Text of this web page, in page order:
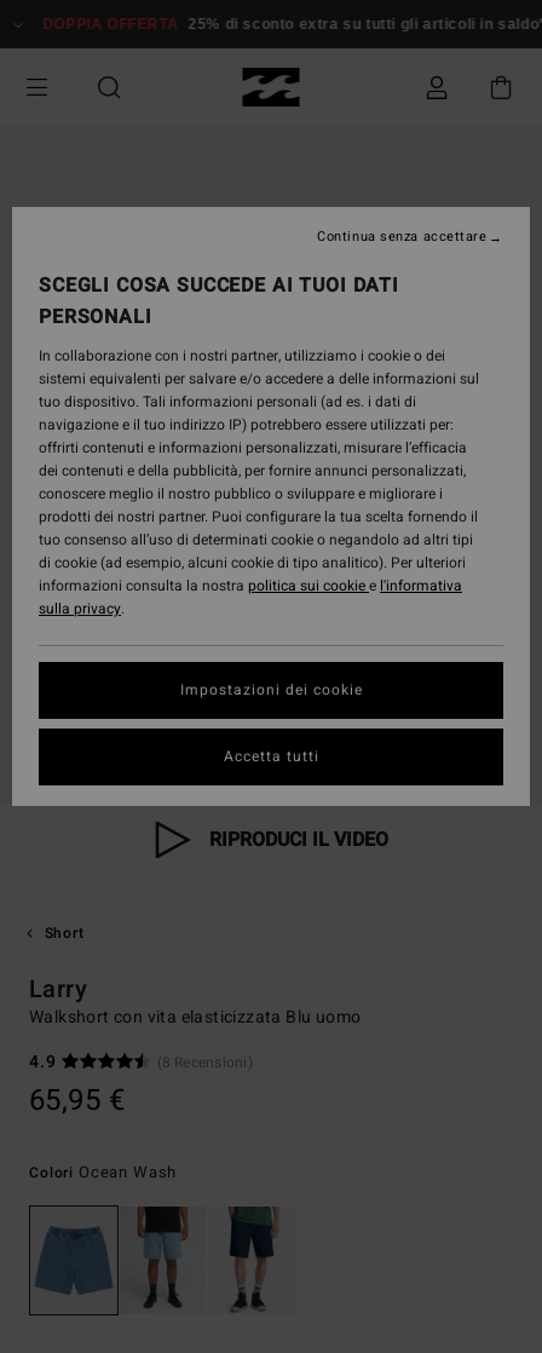
alle
prodotto
DOPPIA OFFERTA 25% di sconto extra su tutti gli articoli in
RIPRODUCI IL VIDEO
Short
Larry
Walkshort con vita elasticizzata Blu uomo
4.9
(8 Recensioni)
65,95 €
Colori Ocean Wash
SCEGLI COSA SUCCEDE AI TUOI DATI
PERSONALI
In collaborazione con i nostri partner, utilizziamo i cookie o dei
sistemi equivalenti per salvare e/o accedere a delle informazioni sul
tuo dispositivo. Tali informazioni personali (ad es. i dati di
navigazione e il tuo indirizzo IP) potrebbero essere utilizzati per:
offrirti contenuti e informazioni personalizzati, misurare l’efficacia
dei contenuti e della pubblicità, per fornire annunci personalizzati,
conoscere meglio il nostro pubblico o sviluppare e migliorare i
prodotti dei nostri partner. Puoi configurare la tua scelta fornendo il
tuo consenso all’uso di determinati cookie o negandolo ad altri tipi
di cookie (ad esempio, alcuni cookie di tipo analitico). Per ulteriori
informazioni consulta la nostra politica sui cookiee l'informativa
sulla privacy.
Impostazioni dei cookie
Continua senza accettare
Accetta tutti